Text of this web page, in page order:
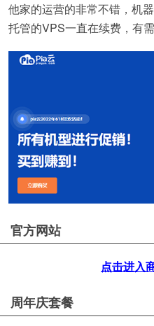
他家的运营的非常不错，机
托管的VPS一直在续费，有
官方网站
点击进入
周年庆套餐